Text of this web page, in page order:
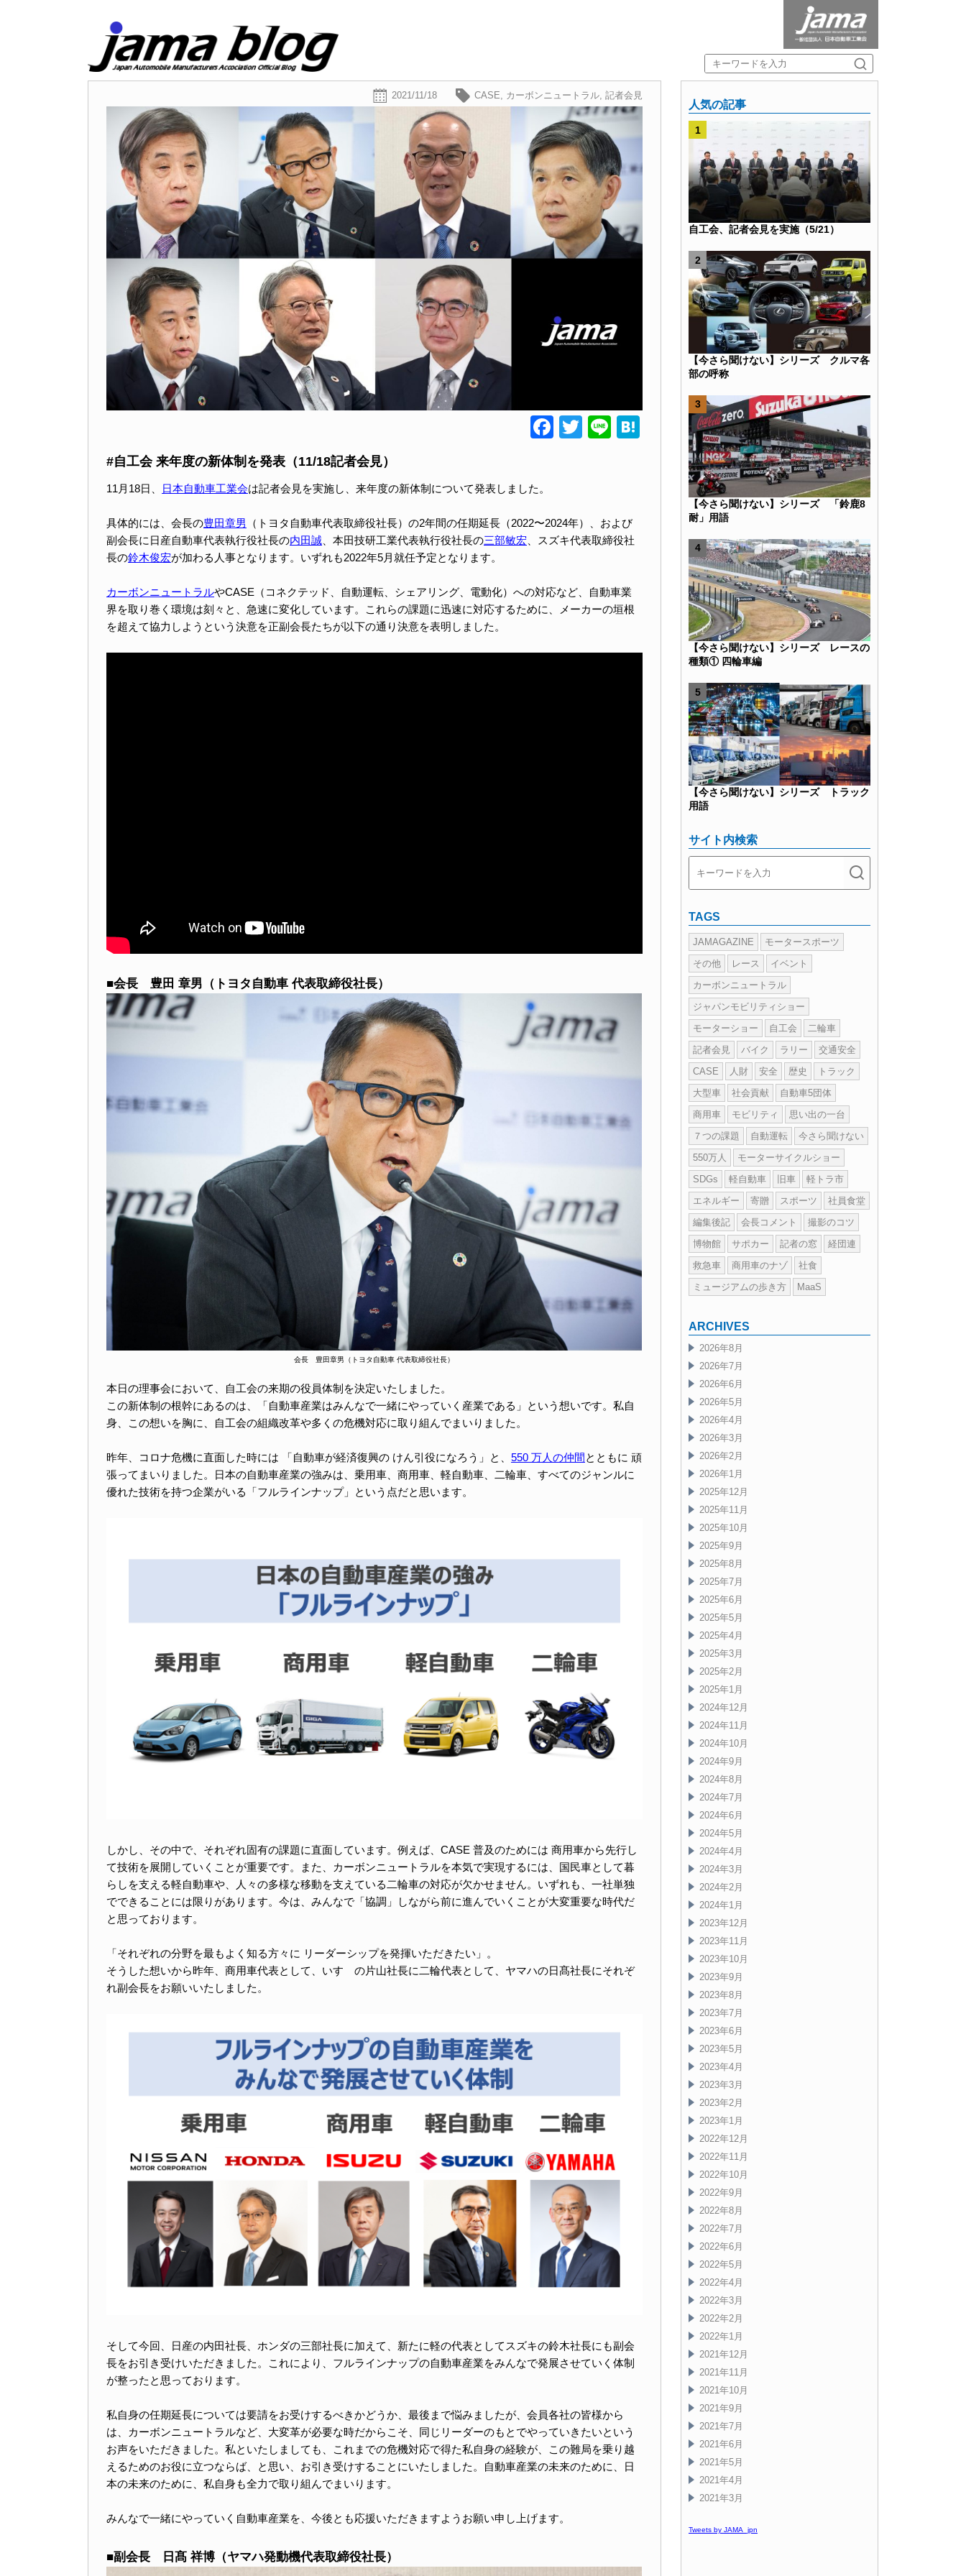
2021/11/18 CASE, カーボンニュートラル, 記者会見
Facebook
Twitter
Line Hatena
#自工会 来年度の新体制を発表（11/18記者会見）
11月18日、 日本自動車工業会は記者会見を実施し、来年度の新体制について発表しました。
具体的には、会長の豊田章男
（トヨタ自動車代表取締役社長）の2年間の任期延長（2022〜2024年）、および
副会長に日産自動車代表執行役社長の内田誠 、本田技研工業代表執行役社長の三部敏宏 、スズキ代表取締役社
長の鈴木俊宏が加わる人事となります。いずれも2022年5月就任予定となります。
カーボンニュートラルやCASE（コネクテッド、自動運転、シェアリング、電動化）への対応など、自動車業
界を取り巻く環境は刻々と、急速に変化しています。これらの課題に迅速に対応するために、メーカーの垣根
を超えて協力しようという決意を正副会長たちが以下の通り決意を表明しました。
■会長 豊田 章男（トヨタ自動車 代表取締役社長）
会長 豊田章男（トヨタ自動車 代表取締役社長）
本日の理事会において、自工会の来期の役員体制を決定いたしました。
この新体制の根幹にあるのは、「自動車産業はみんなで一緒にやっていく産業である」という想いです。私自
身、この想いを胸に、自工会の組織改革や多くの危機対応に取り組んでまいりました。
昨年、コロナ危機に直面した時には 「自動車が経済復興の けん引役になろう」と、 550 万人の仲間とともに 頑
張ってまいりました。日本の自動車産業の強みは、乗用車、商用車、軽自動車、二輪車、すべてのジャンルに
優れた技術を持つ企業がいる
「フルラインナップ」という点だと思います。
しかし、その中で、それぞれ固有の課題に直面しています。例えば、CASE 普及のためには 商用車から先行し
て技術を展開していくことが重要です。また、カーボンニュートラルを本気で実現するには、国民車として暮
らしを支える軽自動車や、人々の多様な移動を支えている二輪車の対応が欠かせません。いずれも、一社単独
でできることには限りがあります。今は、みんなで「協調」しながら前に進んでいくことが大変重要な時代だ
と思っております。
「それぞれの分野を最もよく知る方々に リーダーシップを発揮いただきたい」。
そうした想いから昨年、商用車代表として、いすゞの片山社長に二輪代表として、ヤマハの日髙社長にそれぞ
れ副会長をお願いいたしました。
そして今回、日産の内田社長、ホンダの三部社長に加えて、新たに軽の代表としてスズキの鈴木社長にも副会
長をお引き受けいただきました。これにより、フルラインナップの自動車産業をみんなで発展させていく体制
が整ったと思っております。
私自身の任期延長については要請をお受けするべきかどうか、最後まで悩みましたが、会員各社の皆様から
は、カーボンニュートラルなど、大変革が必要な時だからこそ、同じリーダーのもとでやっていきたいという
お声をいただきました。私といたしましても、これまでの危機対応で得た私自身の経験が、この難局を乗り越
えるためのお役に立つならば、と思い、お引き受けすることにいたしました。自動車産業の未来のために、日
本の未来のために、私自身も全力で取り組んでまいります。
みんなで一緒にやっていく自動車産業を、今後とも応援いただきますようお願い申し上げます。
■副会長 日髙 祥博（ヤマハ発動機代表取締役社長）
人気の記事
自工会、記者会見を実施（5/21）
【今さら聞けない】シリーズ クルマ各
部の呼称
【今さら聞けない】シリーズ 「鈴鹿8
耐」用語
【今さら聞けない】シリーズ レースの
種類① 四輪車編
【今さら聞けない】シリーズ トラック
用語
サイト内検索
TAGS
JAMAGAZINE
モータースポーツ
その他
レース
イベント
カーボンニュートラル
ジャパンモビリティショー
モーターショー
自工会
二輪車
記者会見
バイク ラリー
交通安全
CASE
人財 安全 歴史
トラック
大型車
社会貢献
自動車5団体
商用車
モビリティ
思い出の一台
７つの課題
自動運転
今さら聞けない
550万人
モーターサイクルショー
SDGs
軽自動車 旧車
軽トラ市
エネルギー
寄贈 スポーツ
社員食堂
編集後記
会長コメント
撮影のコツ
博物館
サポカー 記者の窓
経団連
救急車
商用車のナゾ
社食
ミュージアムの歩き方
MaaS
ARCHIVES
2026年8月
2026年7月
2026年6月
2026年5月
2026年4月
2026年3月
2026年2月
2026年1月
2025年12月
2025年11月
2025年10月
2025年9月
2025年8月
2025年7月
2025年6月
2025年5月
2025年4月
2025年3月
2025年2月
2025年1月
2024年12月
2024年11月
2024年10月
2024年9月
2024年8月
2024年7月
2024年6月
2024年5月
2024年4月
2024年3月
2024年2月
2024年1月
2023年12月
2023年11月
2023年10月
2023年9月
2023年8月
2023年7月
2023年6月
2023年5月
2023年4月
2023年3月
2023年2月
2023年1月
2022年12月
2022年11月
2022年10月
2022年9月
2022年8月
2022年7月
2022年6月
2022年5月
2022年4月
2022年3月
2022年2月
2022年1月
2021年12月
2021年11月
2021年10月
2021年9月
2021年7月
2021年6月
2021年5月
2021年4月
2021年3月
Tweets by JAMA_jpn